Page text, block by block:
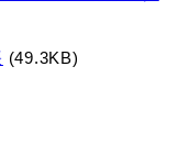
(49.3KB)